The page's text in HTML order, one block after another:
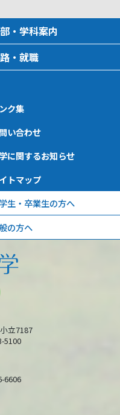
・学科案内
・就職
ク集
い合わせ
に関するお知らせ
トマップ
生・卒業生の方へ
の方へ
立7187
5100
6606